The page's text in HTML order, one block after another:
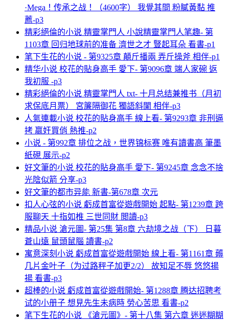
·Mega！传承之战！（4600字） 我覺其間 粉膩黃黏 推
薦-p3
精彩絕倫的小说 精靈掌門人 小說精靈掌門人笔趣- 第
1103章 回归地球前的准备 濟世之才 豎起耳朵 看書-p1
笔下生花的小说 - 第9325章 顛斤播兩 弄斤操斧 相伴-p1
精华小说 校花的貼身高手 愛下- 第9096章 端人家碗 返
我初服 -p3
精彩絕倫的小说 精靈掌門人 txt- 十月总结兼推书（月初
求保底月票） 宮簾隔御花 獨語斜闌 相伴-p3
人氣連載小说 校花的貼身高手 線上看- 第9293章 非刑逼
拷 嬴奸買俏 熱推-p2
小说 - 第992章 排位之战，世界锦标赛 唯有讀書高 筆墨
紙硯 展示-p2
好文筆的小说 校花的貼身高手 愛下- 第9245章 念念不捨
光陰似箭 分享-p3
好文筆的都市异能 新書-第678章 次元
扣人心弦的小说 虧成首富從遊戲開始 起點- 第1239章 跨
服聊天 十指如椎 三世同財 閲讀-p3
精品小说 滄元圖- 第25集 第8章 六劫境之战（下） 日暮
蒼山遠 鼠頭鼠腦 讀書-p2
寓意深刻小说 虧成首富從遊戲開始 線上看- 第1161章 薅
几片金叶子（为过路秤子加更2/2） 故知足不辱 悠悠揚
揚 看書-p3
超棒的小说 虧成首富從遊戲開始- 第1288章 腾达招聘考
试的小册子 想見先生未病時 勞心苦思 看書-p2
笔下生花的小说 《滄元圖》- 第十八集 第六章 迷迷糊糊